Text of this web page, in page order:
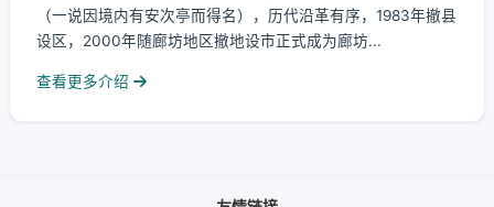
（一说因境内有安次亭而得名），历代沿革有序，1983年撤县
设区，2000年随廊坊地区撤地设市正式成为廊坊...
查看更多介绍